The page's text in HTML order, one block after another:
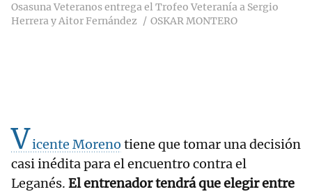
Osasuna Veteranos entrega el Trofeo Veteranía a Sergio
Herrera y Aitor Fernández
OSKAR MONTERO
Vicente Moreno tiene que tomar una decisión
casi inédita para el encuentro contra el
Leganés. El entrenador tendrá que elegir entre